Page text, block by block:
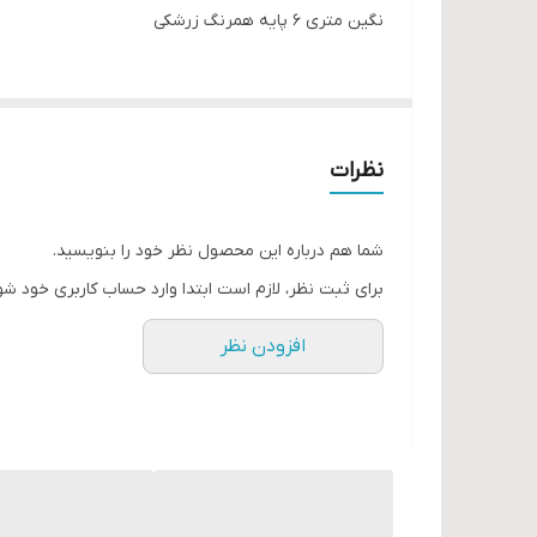
نگین متری ۶ پایه همرنگ زرشکی
نظرات
شما هم درباره این محصول نظر خود را بنویسید.
برای ثبت نظر، لازم است ابتدا وارد حساب کاربری خود
افزودن نظر